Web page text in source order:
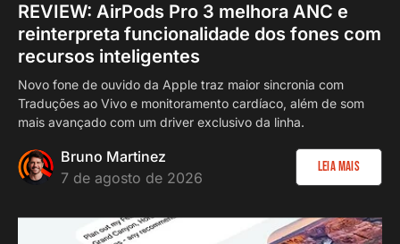
REVIEW: AirPods Pro 3 melhora ANC e
reinterpreta funcionalidade dos fones com
recursos inteligentes
Novo fone de ouvido da Apple traz maior sincronia com
Traduções ao Vivo e monitoramento cardíaco, além de som
mais avançado com um driver exclusivo da linha.
Bruno Martinez
7 de agosto de 2026
Leia Mais